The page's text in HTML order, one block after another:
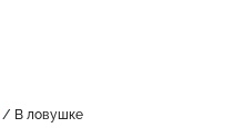
В ловушке